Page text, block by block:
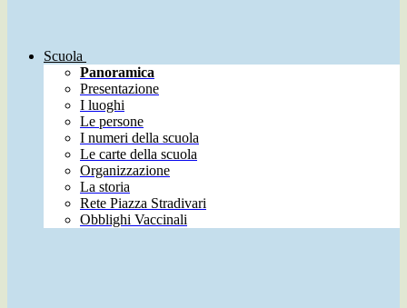
Scuola
Panoramica
Presentazione
I luoghi
Le persone
I numeri della scuola
Le carte della scuola
Organizzazione
La storia
Rete Piazza Stradivari
Obblighi Vaccinali